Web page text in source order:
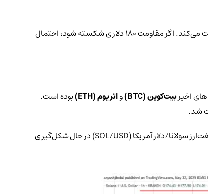
) پس از تثبیت در محدوده‌ی ۱۶۵ دلار، بار دیگر روند افزایشی خود را آغاز کرده و اکنون با حمایت خریداران، به‌سمت سطوح بالاتر حرکت می‌کند. اگر مقاومت ۱۸۰ دلاری شکسته شود، احتمال
بیت‌کوین (BTC) واتریوم (ETH)
بوده است.
در حال حاضر، سولانا بالاتر از سطح ۱۷۲ دلار و میانگین متحرک ساده‌ی ۱۰۰ ساعته معامله می‌شود. همچنین، یک خط روند صعودی در نمودار ساعتی جفت‌ارز سولانا/دلار آمریکا (SOL/USD) در حال شکل‌گیری